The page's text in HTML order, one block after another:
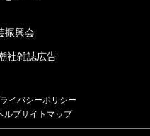
振興会
社雑誌広告
イバシーポリシー
ルプサイトマップ